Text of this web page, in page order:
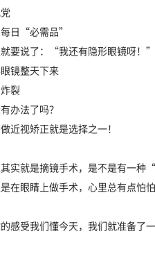
日“必需品”
要说了：“我还有隐形眼镜呀！”
镜整天下来
裂
办法了吗？
近视矫正就是选择之一！
实就是摘镜手术，是不是有一
在眼睛上做手术，心里总有点怕怕
感受我们懂今天，我们就准备了